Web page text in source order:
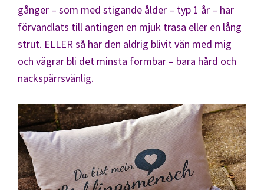
gånger – som med stigande ålder – typ 1 år – har
förvandlats till antingen en mjuk trasa eller en lång
strut. ELLER så har den aldrig blivit vän med mig
och vägrar bli det minsta formbar – bara hård och
nackspärrsvänlig.